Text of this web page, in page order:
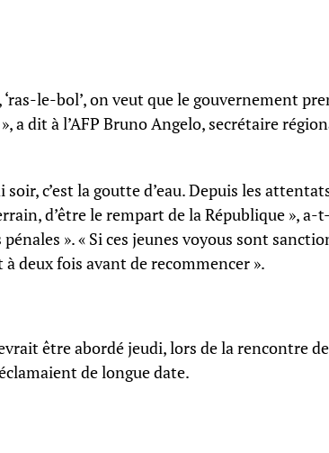
‘ras-le-bol’, on veut que le gouvernement
a dit à l’AFP Bruno Angelo, secrétaire
soir, c’est la goutte d’eau. Depuis les
d’être le rempart de la République »,
». « Si ces jeunes voyous sont
deux fois avant de recommencer ».
être abordé jeudi, lors de la rencontre
de longue date.